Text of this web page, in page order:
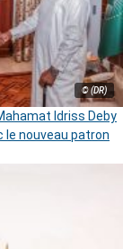
© (DR)
Idriss Deby
le nouveau patron